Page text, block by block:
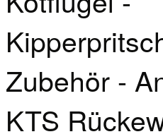
Zubehör -
KTS